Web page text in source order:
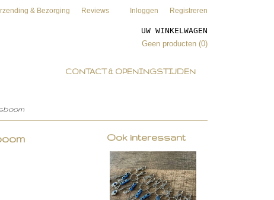
& Bezorging Reviews Inloggen Registreren
UW WINKELWAGEN
Geen producten (0)
CONTACT & OPENINGSTIJDEN
Ook interessant